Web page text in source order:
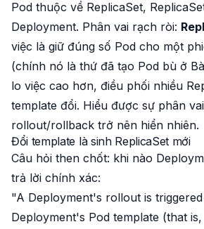
Pod thuộc về ReplicaSet,
Deployment. Phân vai rạch ròi:
việc là giữ đúng số Pod cho một
(chính nó là thứ đã tạo Pod bù ở
lo việc cao hơn, điều phối nhiều
template đổi. Hiểu được sự phân
rollout/rollback trở nên hiển nhiên.
Đổi template là sinh ReplicaSet mới
Câu hỏi then chốt: khi nào
trả lời chính xác:
"A Deployment's rollout is
Deployment's Pod template (that is,